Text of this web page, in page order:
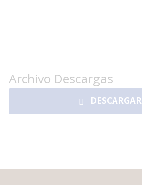
Archivo Descargas
DESCARGAR